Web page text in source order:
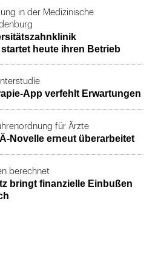
in der Medizinische
heute ihren Betrieb
App verfehlt Erwartungen
für Ärzte
Novelle erneut überarbeitet
berechnet
bringt finanzielle Einbußen